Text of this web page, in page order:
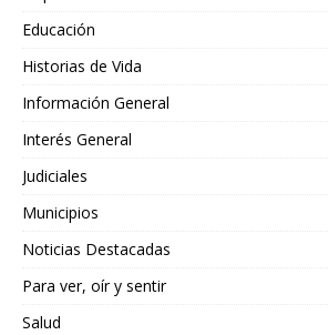
Educación
Historias de Vida
Información General
Interés General
Judiciales
Municipios
Noticias Destacadas
Para ver, oír y sentir
Salud